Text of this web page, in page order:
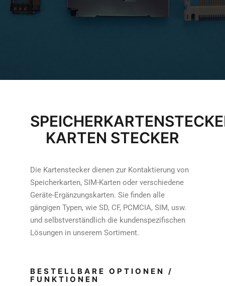
KARTEN STECKER
Die Kartenstecker dienen zur Kontaktierung von
Speicherkarten, SIM-Karten oder verschiedene
Geräte-Ergänzungskarten. Sie finden alle
gängigen Typen, wie SD, CF, PCMCIA, SIM, usw.
und selbstverständlich die kundenspezifischen
Lösungen in unserem Sortiment.
BESTELLBARE OPTIONEN /
FUNKTIONEN